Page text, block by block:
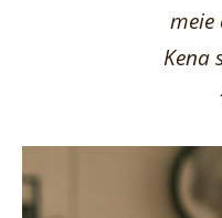
meie
Kena